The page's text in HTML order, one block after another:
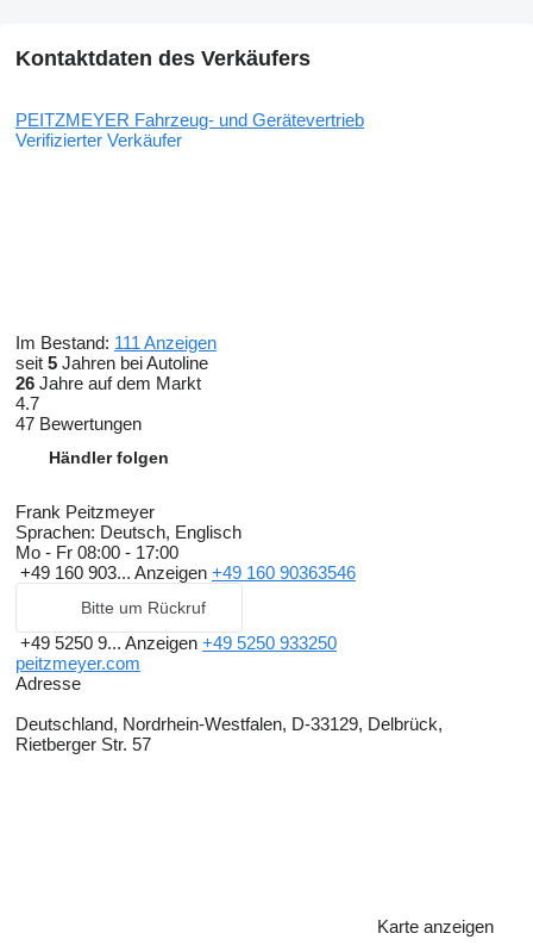
Kontaktdaten des Verkäufers
PEITZMEYER Fahrzeug- und Gerätevertrieb
Verifizierter Verkäufer
Im Bestand: 111 Anzeigen
seit 5 Jahren bei Autoline
26 Jahre auf dem Markt
4.7
47 Bewertungen
Händler folgen
Frank Peitzmeyer
Sprachen: Deutsch, Englisch
Mo - Fr 08:00 - 17:00
+49 160 903... Anzeigen +49 160 90363546
Bitte um Rückruf
+49 5250 9... Anzeigen +49 5250 933250
peitzmeyer.com
Adresse
Deutschland, Nordrhein-Westfalen, D-33129, Delbrück,
Rietberger Str. 57
Karte anzeigen